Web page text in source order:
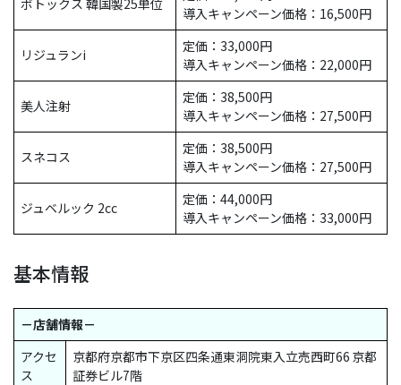
導入キャンペーン価格：16,500円
リジュランi
定価：33,000円
導入キャンペーン価格：22,000円
美人注射
定価：38,500円
導入キャンペーン価格：27,500円
スネコス
定価：38,500円
導入キャンペーン価格：27,500円
ジュベルック 2cc
定価：44,000円
導入キャンペーン価格：33,000円
基本情報
－店舗情報－
アクセ
ス
京都府京都市下京区四条通東洞院東入立売西町66 京都
証券ビル7階